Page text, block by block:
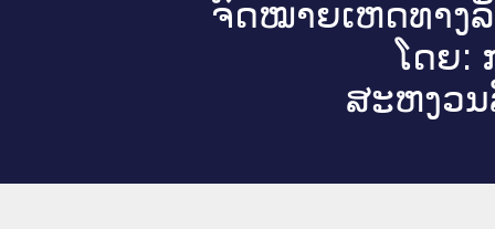
ຈົດ​ໝາຍ​ເຫດ​ທາງ​
ໂດຍ:
ສະ​ຫງວນ​